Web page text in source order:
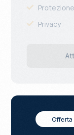
Privacy